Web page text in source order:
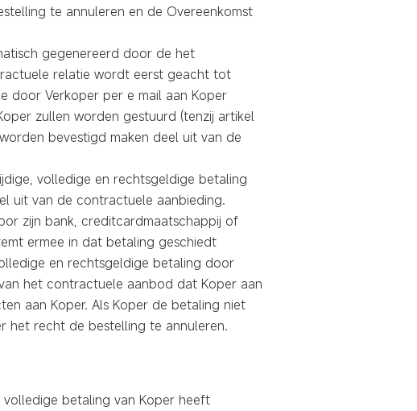
te annuleren en de Overeenkomst
gegenereerd door de het
relatie wordt eerst geacht tot
door Verkoper per e mail aan Koper
zullen worden gestuurd (tenzij artikel
bevestigd maken deel uit van de
volledige en rechtsgeldige betaling
uit van de contractuele aanbieding.
zijn bank, creditcardmaatschappij of
ermee in dat betaling geschiedt
en rechtsgeldige betaling door
het contractuele aanbod dat Koper aan
aan Koper. Als Koper de betaling niet
het recht de bestelling te annuleren.
betaling van Koper heeft